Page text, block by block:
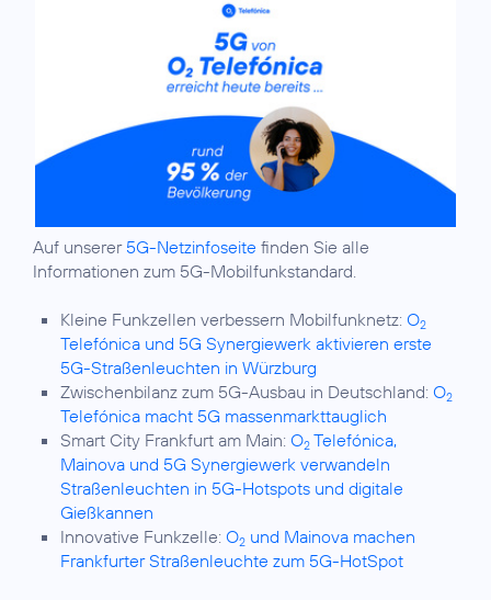
Auf unserer 5G-Netzinfoseite finden Sie alle
Informationen zum 5G-Mobilfunkstandard.
Kleine Funkzellen verbessern Mobilfunknetz: O2
Telefónica und 5G Synergiewerk aktivieren erste
5G-Straßenleuchten in Würzburg
Zwischenbilanz zum 5G-Ausbau in Deutschland: O2
Telefónica macht 5G massenmarkttauglich
Smart City Frankfurt am Main: O2 Telefónica,
Mainova und 5G Synergiewerk verwandeln
Straßenleuchten in 5G-Hotspots und digitale
Gießkannen
Innovative Funkzelle: O2 und Mainova machen
Frankfurter Straßenleuchte zum 5G-HotSpot